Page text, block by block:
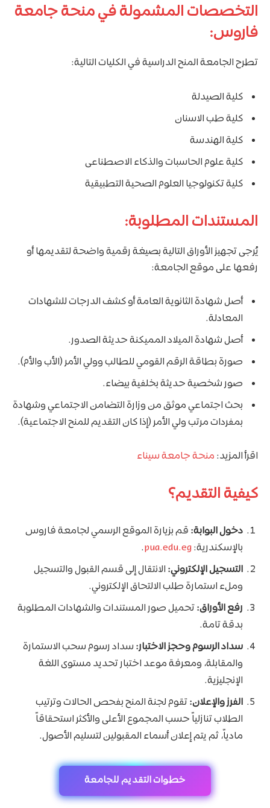
التخصصات المشمولة في منحة جامعة
فاروس:
تطرح الجامعة المنح الدراسية في الكليات التالية:
كلية الصيدلة
كلية طب الاسنان
كلية الهندسة
كلية علوم الحاسبات والذكاء الاصطناعى
كلية تكنولوجيا العلوم الصحية التطبيقية
المستندات المطلوبة:
يُرجى تجهيز الأوراق التالية بصيغة رقمية واضحة لتقديمها أو
رفعها على موقع الجامعة:
أصل شهادة الثانوية العامة أو كشف الدرجات للشهادات
المعادلة.
أصل شهادة الميلاد المميكنة حديثة الصدور.
صورة بطاقة الرقم القومي للطالب وولي الأمر (الأب والأم).
صور شخصية حديثة بخلفية بيضاء.
بحث اجتماعي موثق من وزارة التضامن الاجتماعي وشهادة
بمفردات مرتب ولي الأمر (إذا كان التقديم للمنح الاجتماعية).
اقرأ المزيد: منحة جامعة سيناء
كيفية التقديم؟
دخول البوابة: قم بزيارة الموقع الرسمي لجامعة فاروس
بالإسكندرية:pua.edu.eg
.
التسجيل الإلكتروني: الانتقال إلى قسم القبول والتسجيل
وملء استمارة طلب الالتحاق الإلكتروني.
رفع الأوراق:تحميل صور المستندات والشهادات المطلوبة
بدقة تامة.
سداد الرسوم وحجز الاختبار: سداد رسوم سحب الاستمارة
والمقابلة، ومعرفة موعد اختبار تحديد مستوى اللغة
الإنجليزية.
الفرز والإعلان:تقوم لجنة المنح بفحص الحالات وترتيب
الطلاب تنازلياً حسب المجموع الأعلى والأكثر استحقاقاً
مادياً، ثم يتم إعلان أسماء المقبولين لتسليم الأصول.
خطوات التقديم للجامعة